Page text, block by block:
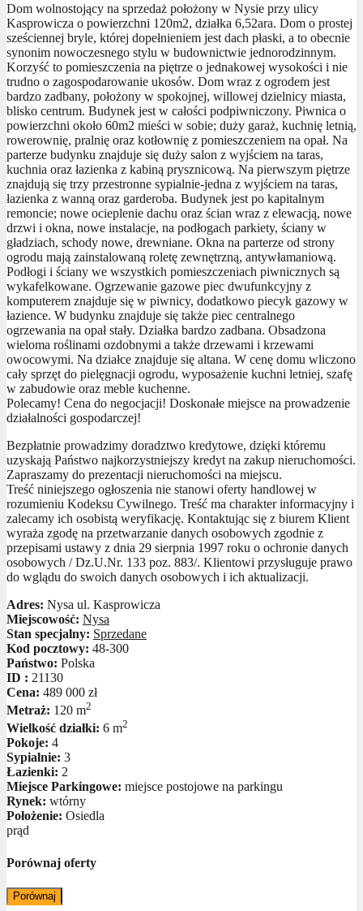
Dom wolnostojący na sprzedaż położony w Nysie przy ulicy
Kasprowicza o powierzchni 120m2, działka 6,52ara. Dom o prostej
sześciennej bryle, której dopełnieniem jest dach płaski, a to obecnie
synonim nowoczesnego stylu w budownictwie jednorodzinnym.
Korzyść to pomieszczenia na piętrze o jednakowej wysokości i nie
trudno o zagospodarowanie ukosów. Dom wraz z ogrodem jest
bardzo zadbany, położony w spokojnej, willowej dzielnicy miasta,
blisko centrum. Budynek jest w całości podpiwniczony. Piwnica o
powierzchni około 60m2 mieści w sobie; duży garaż, kuchnię letnią,
rowerownię, pralnię oraz kotłownię z pomieszczeniem na opał. Na
parterze budynku znajduje się duży salon z wyjściem na taras,
kuchnia oraz łazienka z kabiną prysznicową. Na pierwszym piętrze
znajdują się trzy przestronne sypialnie-jedna z wyjściem na taras,
łazienka z wanną oraz garderoba. Budynek jest po kapitalnym
remoncie; nowe ocieplenie dachu oraz ścian wraz z elewacją, nowe
drzwi i okna, nowe instalacje, na podłogach parkiety, ściany w
gładziach, schody nowe, drewniane. Okna na parterze od strony
ogrodu mają zainstalowaną roletę zewnętrzną, antywłamaniową.
Podłogi i ściany we wszystkich pomieszczeniach piwnicznych są
wykafelkowane. Ogrzewanie gazowe piec dwufunkcyjny z
komputerem znajduje się w piwnicy, dodatkowo piecyk gazowy w
łazience. W budynku znajduje się także piec centralnego
ogrzewania na opał stały. Działka bardzo zadbana. Obsadzona
wieloma roślinami ozdobnymi a także drzewami i krzewami
owocowymi. Na działce znajduje się altana. W cenę domu wliczono
cały sprzęt do pielęgnacji ogrodu, wyposażenie kuchni letniej, szafę
w zabudowie oraz meble kuchenne.
Polecamy! Cena do negocjacji! Doskonałe miejsce na prowadzenie
działalności gospodarczej!
Bezpłatnie prowadzimy doradztwo kredytowe, dzięki któremu
uzyskają Państwo najkorzystniejszy kredyt na zakup nieruchomości.
Zapraszamy do prezentacji nieruchomości na miejscu.
Treść niniejszego ogłoszenia nie stanowi oferty handlowej w
rozumieniu Kodeksu Cywilnego. Treść ma charakter informacyjny i
zalecamy ich osobistą weryfikację. Kontaktując się z biurem Klient
wyraża zgodę na przetwarzanie danych osobowych zgodnie z
przepisami ustawy z dnia 29 sierpnia 1997 roku o ochronie danych
osobowych / Dz.U.Nr. 133 poz. 883/. Klientowi przysługuje prawo
do wglądu do swoich danych osobowych i ich aktualizacji.
Adres: Nysa ul. Kasprowicza
Miejscowość: Nysa
Stan specjalny: Sprzedane
Kod pocztowy: 48-300
Państwo: Polska
ID : 21130
Cena: 489 000 zł
Metraż: 120 m2
Wielkość działki: 6 m2
Pokoje: 4
Sypialnie: 3
Łazienki: 2
Miejsce Parkingowe: miejsce postojowe na parkingu
Rynek: wtórny
Położenie: Osiedla
prąd
Porównaj oferty
Porównaj